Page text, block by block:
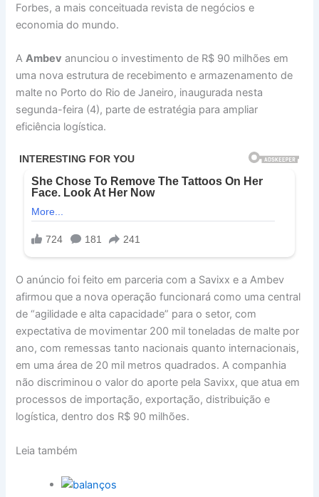
Forbes, a mais conceituada revista de negócios e
economia do mundo.
AAmbev anunciou o investimento de R$ 90 milhões em
uma nova estrutura de recebimento e armazenamento de
malte no Porto do Rio de Janeiro, inaugurada nesta
segunda-feira (4), parte de estratégia para ampliar
eficiência logística.
O anúncio foi feito em parceria com a Savixx e a Ambev
afirmou que a nova operação funcionará como uma central
de “agilidade e alta capacidade” para o setor, com
expectativa de movimentar 200 mil toneladas de malte por
ano, com remessas tanto nacionais quanto internacionais,
em uma área de 20 mil metros quadrados. A companhia
não discriminou o valor do aporte pela Savixx, que atua em
processos de importação, exportação, distribuição e
logística, dentro dos R$ 90 milhões.
Leia também